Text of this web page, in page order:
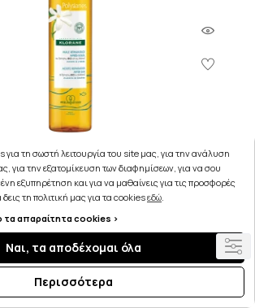
επανόρθωσης για μετά τον ήλιο
με Tamanu και Monoi 150ml
τη σωστή λειτουργία του site μας, για την ανάλυση
για την εξατομίκευση των διαφημίσεων, για να σου
εξυπηρέτηση και για να μαθαίνεις για τις προσφορές
τη πολιτική μας για τα cookiesεδώ.
τα απαραίτητα cookies >
Ναι, τα αποδέχομαι όλα
Περισσότερα